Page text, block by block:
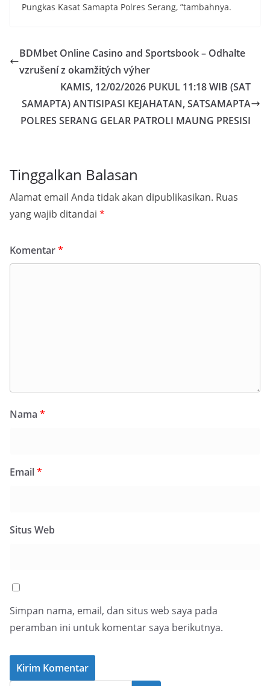
Pungkas Kasat Samapta Polres Serang, ”tambahnya.
BDMbet Online Casino and Sportsbook – Odhalte
vzrušení z okamžitých výher
KAMIS, 12/02/2026 PUKUL 11:18 WIB (SAT
SAMAPTA) ANTISIPASI KEJAHATAN, SATSAMAPTA
POLRES SERANG GELAR PATROLI MAUNG PRESISI
Tinggalkan Balasan
Alamat email Anda tidak akan dipublikasikan. Ruas
yang wajib ditandai *
Komentar*
Nama *
Email*
Situs Web
Simpan nama, email, dan situs web saya pada
peramban ini untuk komentar saya berikutnya.